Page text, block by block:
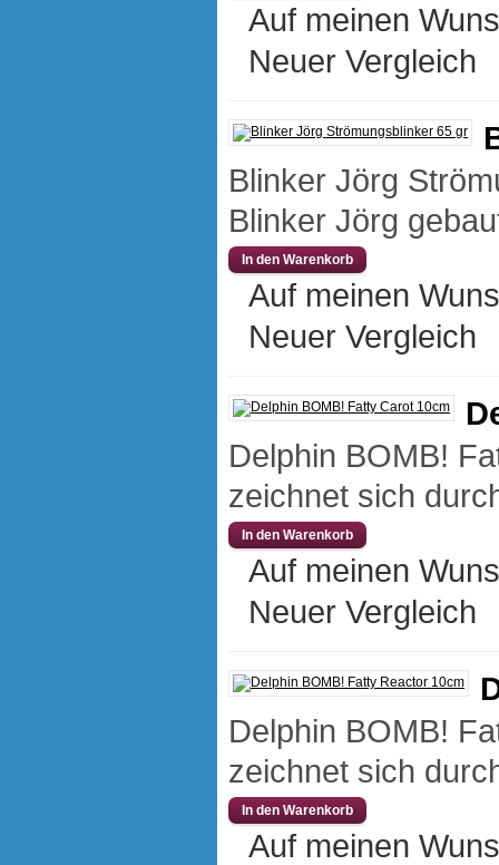
Auf meinen
Neuer Vergleich
Blinker Jörg
Blinker Jörg
Auf meinen
Neuer Vergleich
Delphin BOMB!
zeichnet sich
Auf meinen
Neuer Vergleich
Delphin BOMB!
zeichnet sich
Auf meinen